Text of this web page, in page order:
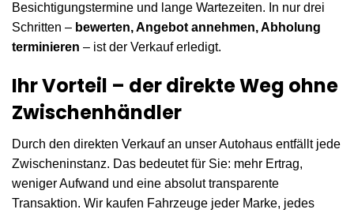
Besichtigungstermine und lange Wartezeiten. In nur drei
Schritten – bewerten, Angebot annehmen, Abholung
terminieren – ist der Verkauf erledigt.
Ihr Vorteil – der direkte Weg ohne
Zwischenhändler
Durch den direkten Verkauf an unser Autohaus entfällt jede
Zwischeninstanz. Das bedeutet für Sie: mehr Ertrag,
weniger Aufwand und eine absolut transparente
Transaktion. Wir kaufen Fahrzeuge jeder Marke, jedes